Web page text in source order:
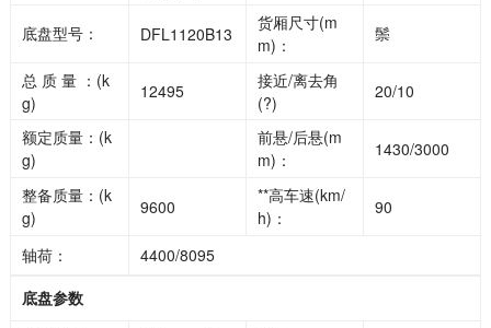
底盘型号： DFL1120B13
货厢尺寸(m
m)：
鬃
总 质 量 ：(k
g)
12495
接近/离去角
(?)
20/10
额定质量：(k
g)
前悬/后悬(m
m)：
1430/3000
整备质量：(k
g)
9600
**高车速(km/
h)：
90
轴荷：
4400/8095
底盘参数